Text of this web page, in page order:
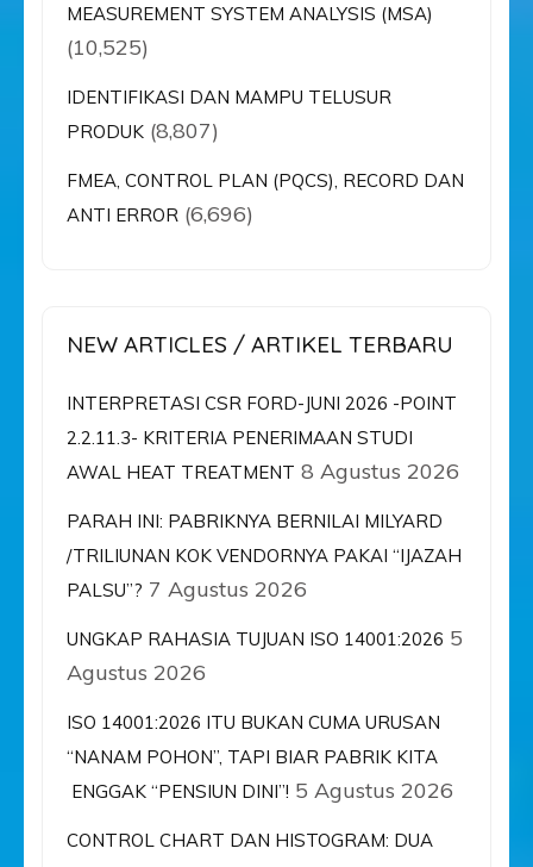
MEASUREMENT SYSTEM ANALYSIS (MSA)
(10,525)
IDENTIFIKASI DAN MAMPU TELUSUR
PRODUK (8,807)
FMEA, CONTROL PLAN (PQCS), RECORD DAN
ANTI ERROR (6,696)
NEW ARTICLES / ARTIKEL TERBARU
INTERPRETASI CSR FORD-JUNI 2026 -POINT
2.2.11.3- KRITERIA PENERIMAAN STUDI
AWAL HEAT TREATMENT 8 Agustus 2026
PARAH INI: PABRIKNYA BERNILAI MILYARD
/TRILIUNAN KOK VENDORNYA PAKAI “IJAZAH
PALSU”? 7 Agustus 2026
UNGKAP RAHASIA TUJUAN ISO 14001:2026 5
Agustus 2026
ISO 14001:2026 ITU BUKAN CUMA URUSAN
“NANAM POHON”, TAPI BIAR PABRIK KITA
ENGGAK “PENSIUN DINI”! 5 Agustus 2026
CONTROL CHART DAN HISTOGRAM: DUA